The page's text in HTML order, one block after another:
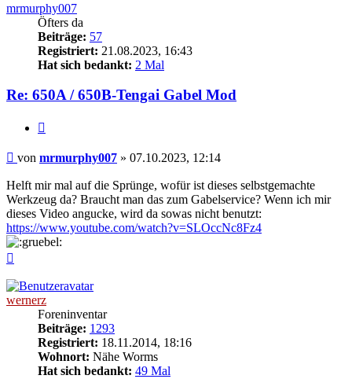
mrmurphy007
Öfters da
Beiträge: 57
Registriert: 21.08.2023, 16:43
Hat sich bedankt: 2 Mal
Re: 650A / 650B-Tengai Gabel Mod
Beitrag
von mrmurphy007 » 07.10.2023, 12:14
Helft mir mal auf die Sprünge, wofür ist dieses selbstgemachte
Werkzeug da? Braucht man das zum Gabelservice? Wenn ich mir
dieses Video angucke, wird da sowas nicht benutzt:
https://www.youtube.com/watch?v=SLOccNc8Fz4
wernerz
Foreninventar
Beiträge: 1293
Registriert: 18.11.2014, 18:16
Wohnort: Nähe Worms
Hat sich bedankt: 49 Mal